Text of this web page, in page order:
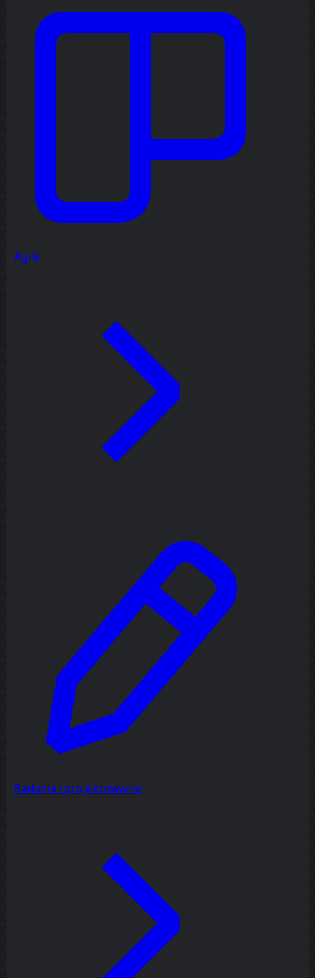
Agile
Badania i projektowanie